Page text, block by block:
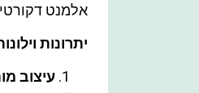
אלמנט
יתרונות
עיצוב